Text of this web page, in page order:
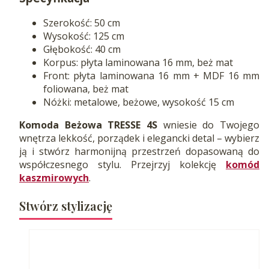
Szerokość: 50 cm
Wysokość: 125 cm
Głębokość: 40 cm
Korpus: płyta laminowana 16 mm, beż mat
Front: płyta laminowana 16 mm + MDF 16 mm
foliowana, beż mat
Nóżki: metalowe, beżowe, wysokość 15 cm
Komoda Beżowa TRESSE 4S wniesie do Twojego
wnętrza lekkość, porządek i elegancki detal – wybierz
ją i stwórz harmonijną przestrzeń dopasowaną do
współczesnego stylu. Przejrzyj kolekcję komód
kaszmirowych.
Stwórz stylizację